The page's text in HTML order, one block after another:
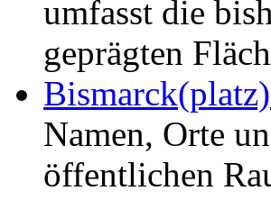
umfasst die
geprägten
Namen, Orte
öffentlichen